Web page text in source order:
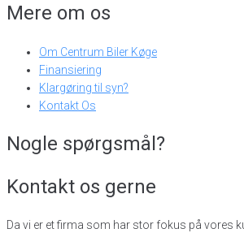
Mere om os
Om Centrum Biler Køge
Finansiering
Klargøring til syn?
Kontakt Os
Nogle spørgsmål?
Kontakt os gerne
Da vi er et firma som har stor fokus på vores